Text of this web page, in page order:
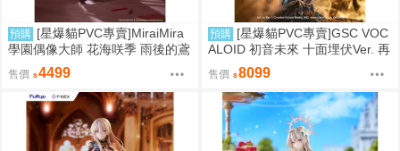
預購 [星爆貓PVC專賣]MiraiMira
學園偶像大師 花海咲季 雨後的鳶
尾花 特訓前Ver. 1/7 預計2027/07
到貨
售價 4499
預購 [星爆貓PVC專賣]GSC VOC
ALOID 初音未來 十面埋伏Ver. 再
版 預計2027/10到貨
售價 8099